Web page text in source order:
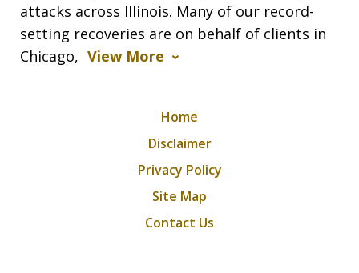
attacks across Illinois. Many of our record-
setting recoveries are on behalf of clients in
Chicago, View More
Home
Disclaimer
Privacy Policy
Site Map
Contact Us